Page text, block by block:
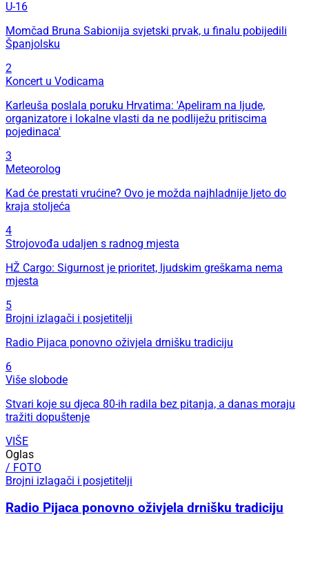
U-16
Momčad Bruna Sabionija svjetski prvak, u finalu pobijedili
Španjolsku
2
Koncert u Vodicama
Karleuša poslala poruku Hrvatima: 'Apeliram na ljude,
organizatore i lokalne vlasti da ne podliježu pritiscima
pojedinaca'
3
Meteorolog
Kad će prestati vrućine? Ovo je možda najhladnije ljeto do
kraja stoljeća
4
Strojovođa udaljen s radnog mjesta
HŽ Cargo: Sigurnost je prioritet, ljudskim greškama nema
mjesta
5
Brojni izlagači i posjetitelji
Radio Pijaca ponovno oživjela drnišku tradiciju
6
Više slobode
Stvari koje su djeca 80-ih radila bez pitanja, a danas moraju
tražiti dopuštenje
VIŠE
Oglas
/ FOTO
Brojni izlagači i posjetitelji
Radio Pijaca ponovno oživjela drnišku tradiciju